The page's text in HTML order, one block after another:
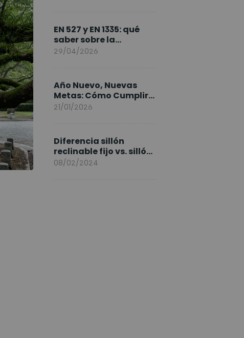
EN 527 y EN 1335: qué
saber sobre la
normativa de los
29/04/2026
Año Nuevo, Nuevas
Metas: Cómo Cumplir
tus Objetivos Fitness
21/01/2026
Diferencia sillón
reclinable fijo vs. sillón
elevable
08/02/2024